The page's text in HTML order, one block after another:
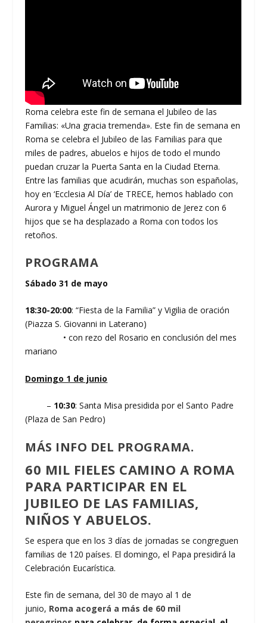
Roma celebra este fin de semana el Jubileo de las
Familias: «Una gracia tremenda». Este fin de semana en
Roma se celebra el Jubileo de las Familias para que
miles de padres, abuelos e hijos de todo el mundo
puedan cruzar la Puerta Santa en la Ciudad Eterna.
Entre las familias que acudirán, muchas son españolas,
hoy en ‘Ecclesia Al Día’ de TRECE, hemos hablado con
Aurora y Miguel Ángel un matrimonio de Jerez con 6
hijos que se ha desplazado a Roma con todos los
retoños.
PROGRAMA
Sábado 31 de mayo
18:30-20:00: “Fiesta de la Familia” y Vigilia de oración
(Piazza S. Giovanni in Laterano)
• con rezo del Rosario en conclusión del mes
mariano
Domingo 1 de junio
– 10:30: Santa Misa presidida por el Santo Padre
(Plaza de San Pedro)
MÁS INFO DEL PROGRAMA.
60 MIL FIELES CAMINO A ROMA
PARA PARTICIPAR EN EL
JUBILEO DE LAS FAMILIAS,
NIÑOS Y ABUELOS.
Se espera que en los 3 días de jornadas se congreguen
familias de 120 países. El domingo, el Papa presidirá la
Celebración Eucarística.
Este fin de semana, del 30 de mayo al 1 de
junio, Roma acogerá a más de 60 mil